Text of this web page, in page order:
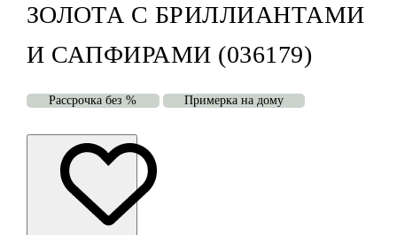
ЗОЛОТА С БРИЛЛИАНТАМИ
И САПФИРАМИ (036179)
Рассрочка без % Примерка на дому